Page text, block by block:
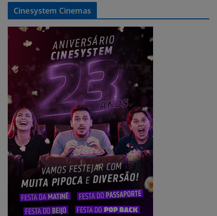
Cinesystem Cinemas